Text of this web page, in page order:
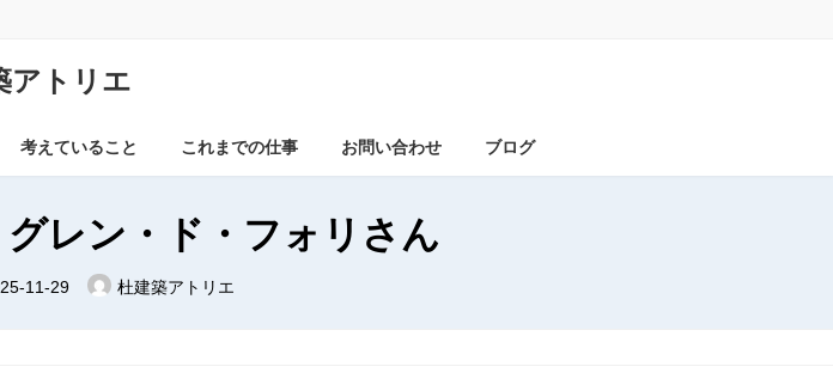
アトリエ
考えていること これまでの仕事 お問い合わせ ブログ
レン・ド・フォリさん
11-29 杜建築アトリエ